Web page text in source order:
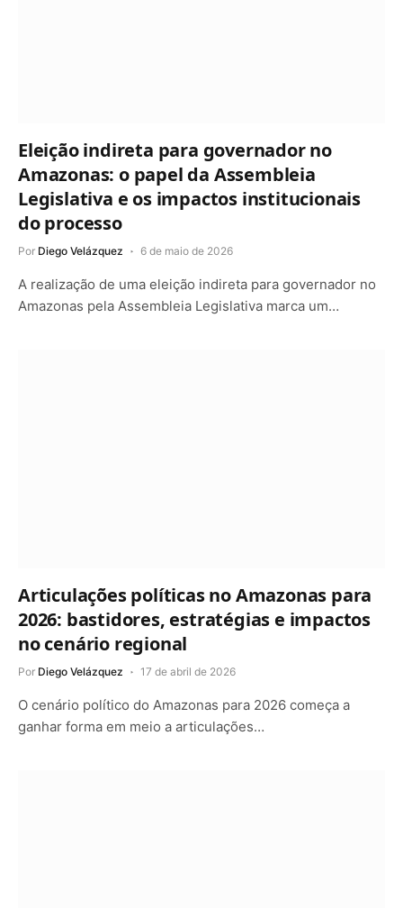
Eleição indireta para governador no
Amazonas: o papel da Assembleia
Legislativa e os impactos institucionais
do processo
Por Diego Velázquez 6 de maio de 2026
A realização de uma eleição indireta para governador no
Amazonas pela Assembleia Legislativa marca um…
Articulações políticas no Amazonas para
2026: bastidores, estratégias e impactos
no cenário regional
Por Diego Velázquez 17 de abril de 2026
O cenário político do Amazonas para 2026 começa a
ganhar forma em meio a articulações…